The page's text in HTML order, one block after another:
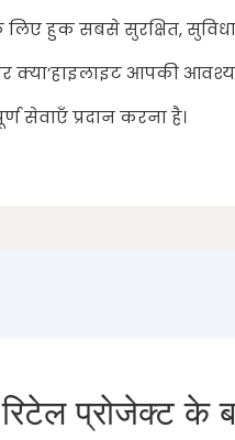
हुक सबसे सुरक्षित,
क्या’हाइलाइट आपकी
सेवाएँ प्रदान करना है।
प्रोजेक्ट के